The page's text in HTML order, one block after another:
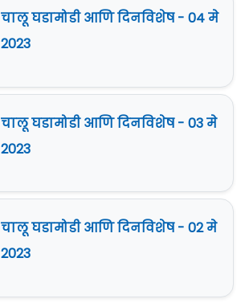
चालू घडामोडी आणि दिनविशेष - 04 मे
2023
चालू घडामोडी आणि दिनविशेष - 03 मे
2023
चालू घडामोडी आणि दिनविशेष - 02 मे
2023